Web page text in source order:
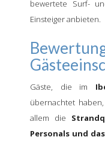
bewertete Surf-
Einsteiger anbieten.
Gäste, die im
übernachtet
allem die
Personals und